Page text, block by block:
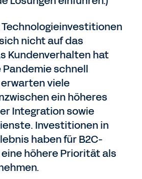
nicht auf das
Kundenverhalten hat
schnell
viele
ein höheres
Integration sowie
Investitionen in
haben für B2C-
höhere Priorität als